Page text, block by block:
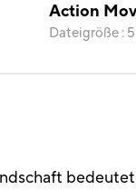
Action
Dateigröße :